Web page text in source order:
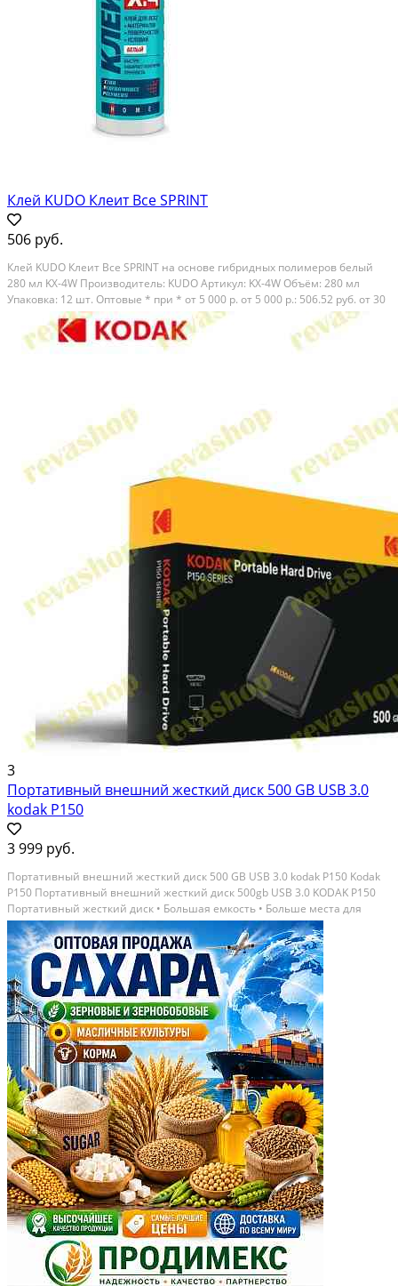
Клей KUDO Клеит Все SPRINT
506 руб.
Клей KUDO Клеит Все SPRINT на основе гибридных полимеров белый
280 мл KX-4W Производитель: KUDO Артикул: KX-4W Объём: 280 мл
Упаковка: 12 шт. Оптовые * при * от 5 000 р. от 5 000 р.: 506.52 руб. от 30
000 р.: 487.76 руб. от 60 000 р.: 469.00 руб
3
Портативный внешний жесткий диск 500 GB USB 3.0
kodak P150
3 999 руб.
Портативный внешний жесткий диск 500 GB USB 3.0 kodak P150 Kodak
P150 Портативный внешний жесткий диск 500gb USB 3.0 KODAK P150
Портативный жесткий диск • Большая емкость • Больше места для
хранения Обеспечивает большое пространство для хранения
фотографии, музыка, фильмы, данные всё можно...